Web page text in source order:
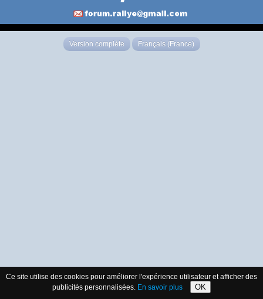
Version complète Français (France)
Ce site utilise des cookies pour améliorer l'expérience utilisateur et afficher des
publicités personnalisées. En savoir plus OK